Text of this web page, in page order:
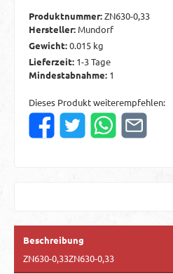
Produktnummer:ZN630-0,33
Hersteller: Mundorf
Gewicht:0.015 kg
Lieferzeit: 1-3 Tage
Mindestabnahme: 1
Dieses Produkt weiterempfehlen:
Beschreibung
ZN630-0,33ZN630-0,33